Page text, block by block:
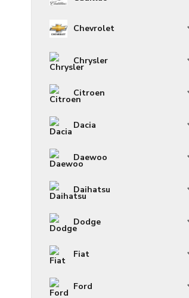
Chevrolet
Chrysler
Citroen
Dacia
Daewoo
Daihatsu
Dodge
Fiat
Ford